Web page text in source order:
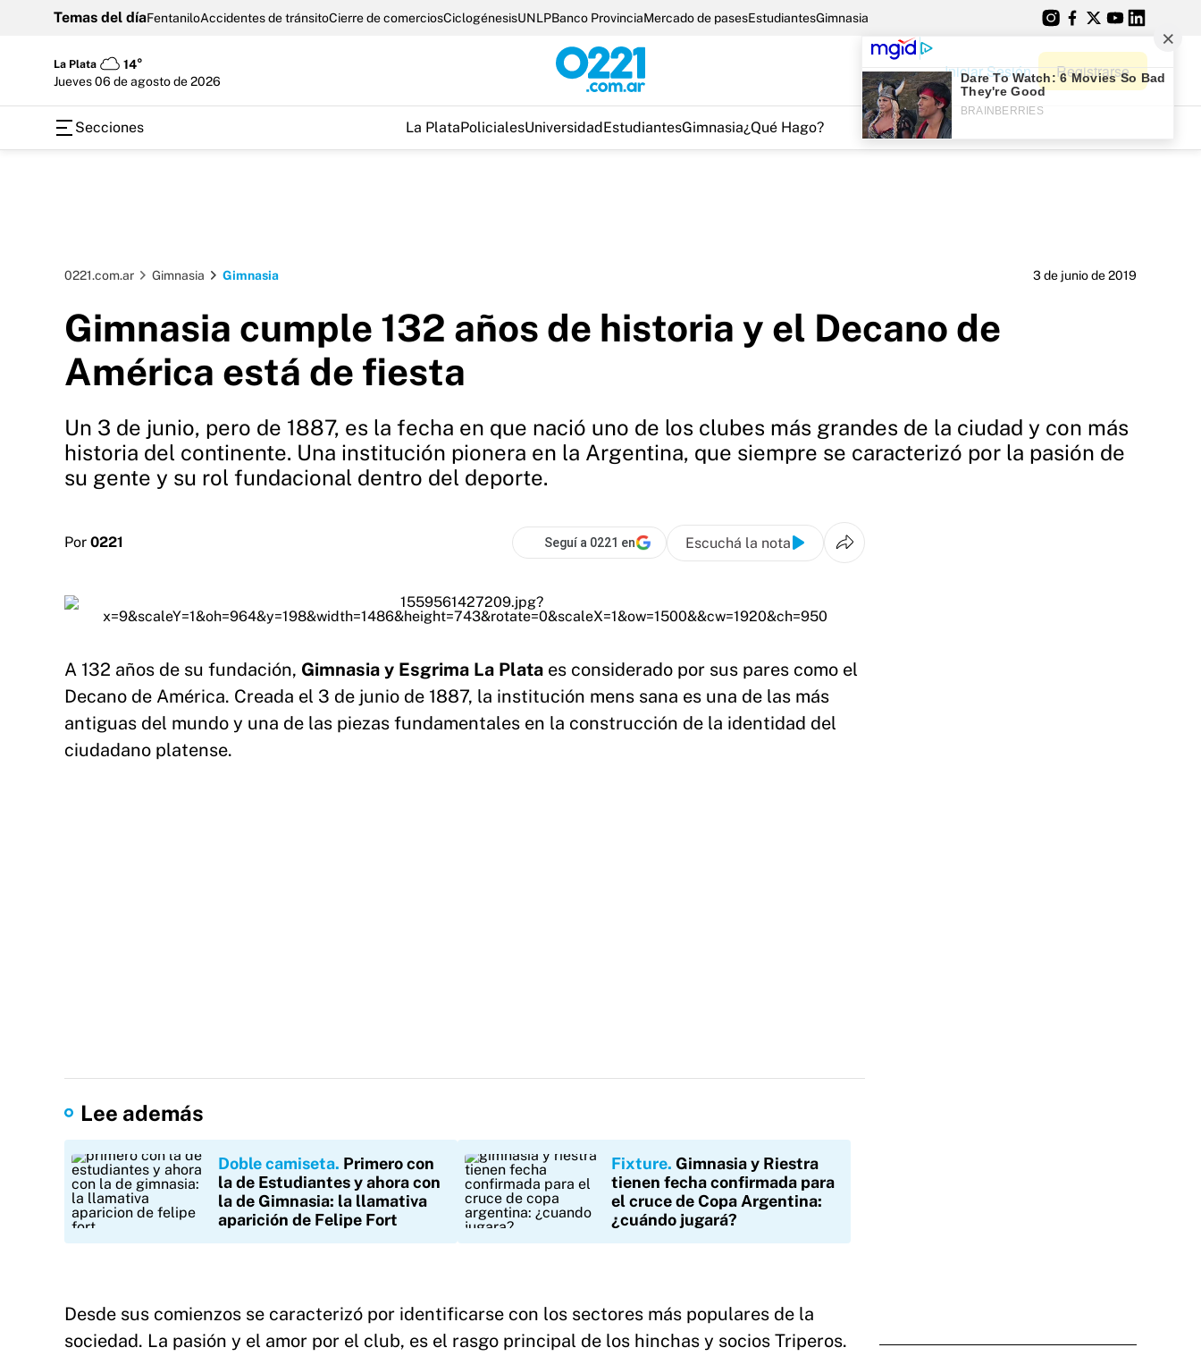
Temas del díaFentaniloAccidentes de tránsitoCierre de comerciosCiclogénesisUNLPBanco ProvinciaMercado de pasesEstudiantesGimnasia
La Plata
14°
jueves 06 de agosto de 2026
Iniciar Sesión Registrarse
Secciones La PlataPolicialesUniversidadEstudiantesGimnasia¿Qué Hago?
0221.com.ar Gimnasia Gimnasia 3 de junio de 2019
Gimnasia cumple 132 años de historia y el Decano de
América está de fiesta
Un 3 de junio, pero de 1887, es la fecha en que nació uno de los clubes más grandes de la ciudad y con más
historia del continente. Una institución pionera en la Argentina, que siempre se caracterizó por la pasión de
su gente y su rol fundacional dentro del deporte.
Por 0221 Seguí a 0221 en Escuchá la nota
A 132 años de su fundación, Gimnasia y Esgrima La Plata es considerado por sus pares como el
Decano de América. Creada el 3 de junio de 1887, la institución mens sana es una de las más
antiguas del mundo y una de las piezas fundamentales en la construcción de la identidad del
ciudadano platense.
Lee además
Doble camiseta Primero con
la de Estudiantes y ahora con
la de Gimnasia: la llamativa
aparición de Felipe Fort
Fixture Gimnasia y Riestra
tienen fecha confirmada para
el cruce de Copa Argentina:
¿cuándo jugará?
Desde sus comienzos se caracterizó por identificarse con los sectores más populares de la
sociedad. La pasión y el amor por el club, es el rasgo principal de los hinchas y socios Triperos.